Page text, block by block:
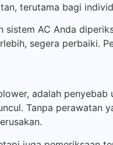
terutama bagi
sistem AC Anda
segera perbaiki.
adalah
Tanpa perawatan